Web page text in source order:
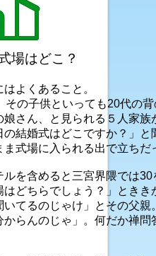
場はどこ？
よくあること。
その子供といっても20代の
娘さん、と見られる５人家族
の結婚式はどこですか？」と
ま式場に入られる出で立ちだ
ルを含めると三宮界隈では30
はどちらでしょう？」ときき
いてるのじゃけ」とその父親
からんのじゃ」。何だか禅問